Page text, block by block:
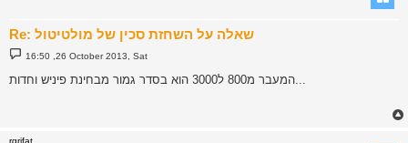
Re: שאלה על השחזת סכין של מולטיטול
P
o
t
16:50 ,26 October 2013, Sat
rgrifat